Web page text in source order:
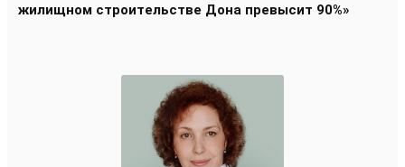
жилищном строительстве Дона превысит 90%»